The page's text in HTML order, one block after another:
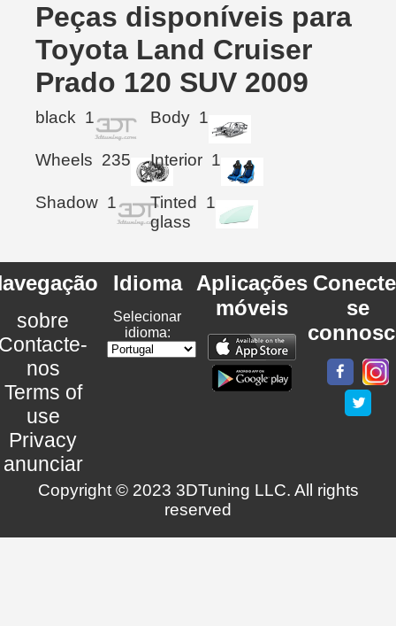
Peças disponíveis para
Toyota Land Cruiser
Prado 120 SUV 2009
black 1 Body 1
Wheels 235 Interior 1
Shadow 1
Tinted
glass
1
sobre
nos
Terms of
use
Privacy
anunciar
Idioma
Selecionar
idioma:
Aplicações
móveis
se
Copyright © 2023 3DTuning LLC. All rights
reserved